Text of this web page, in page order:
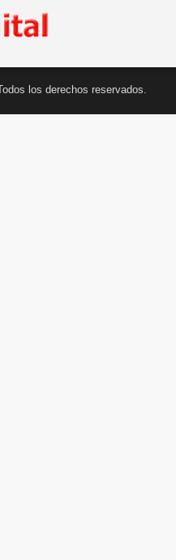
los derechos reservados.